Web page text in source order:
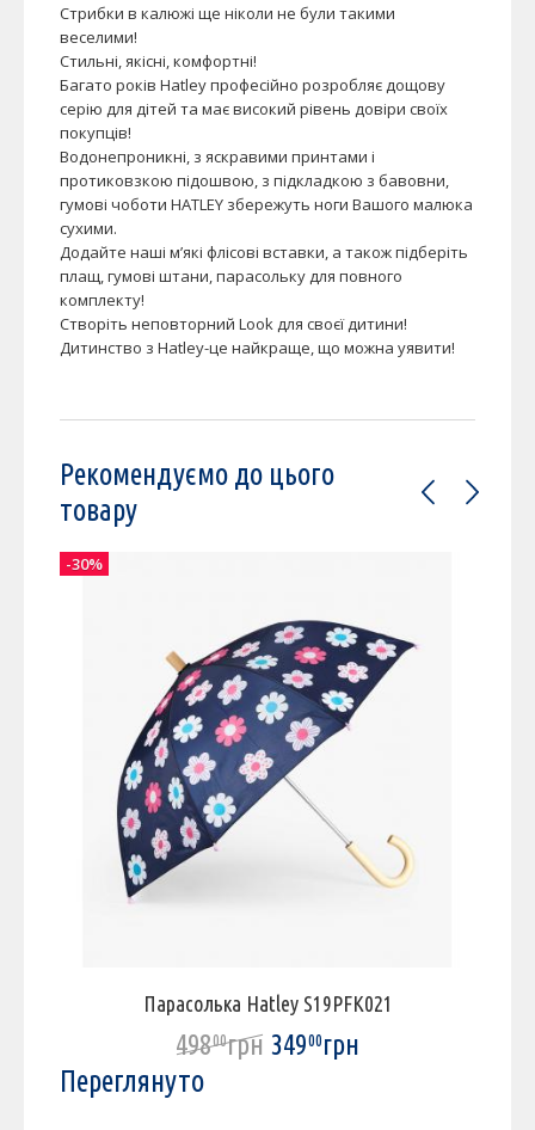
Стрибки в калюжі ще ніколи не були такими
веселими!
Стильні, якісні, комфортні!
Багато років Hatley професійно розробляє дощову
серію для дітей та має високий рівень довіри своїх
покупців!
Водонепроникні, з яскравими принтами і
протиковзкою підошвою, з підкладкою з бавовни,
гумові чоботи HATLEY збережуть ноги Вашого малюка
сухими.
Додайте наші м’які флісові вставки, а також підберіть
плащ, гумові штани, парасольку для повного
комплекту!
Створіть неповторний Look для своєї дитини!
Дитинство з Hatley-це найкраще, що можна уявити!
Рекомендуємо до цього
товару
Парасолька Hatley S19PFK021
49800грн 34900грн
-30%
Переглянуто